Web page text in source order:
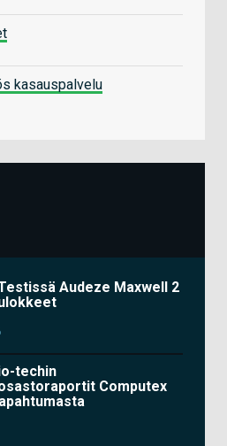
kasauspalvelu
Audeze Maxwell 2
techin
Computex